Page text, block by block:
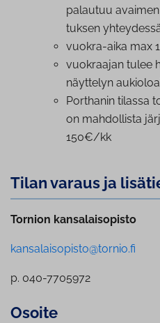
palautuu
tuk­sen
vuokra-aika max
vuokraajan tulee
näyttelyn
Porthanin tilassa
on mahdollista
150€/kk
Tilan varaus ja
Tornion kansalaisopisto
kansalaisopisto@tornio.fi
p. 040-7705972
Osoite